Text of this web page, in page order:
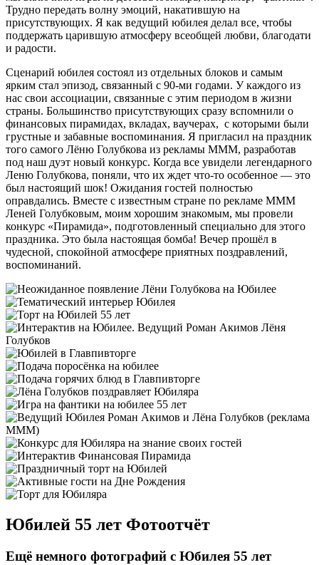
Трудно передать волну эмоций, накатившую на
присутствующих. Я как ведущий юбилея делал все, чтобы
поддержать царившую атмосферу всеобщей любви, благодати
и радости.
Сценарий юбилея состоял из отдельных блоков и самым
ярким стал эпизод, связанный с 90-ми годами. У каждого из
нас свои ассоциации, связанные с этим периодом в жизни
страны. Большинство присутствующих сразу вспомнили о
финансовых пирамидах, вкладах, ваучерах, с которыми были
грустные и забавные воспоминания. Я пригласил на праздник
того самого Лёню Голубкова из рекламы МММ, разработав
под наш дуэт новый конкурс. Когда все увидели легендарного
Леню Голубкова, поняли, что их ждет что-то особенное — это
был настоящий шок! Ожидания гостей полностью
оправдались. Вместе с известным стране по рекламе МММ
Леней Голубковым, моим хорошим знакомым, мы провели
конкурс «Пирамида», подготовленный специально для этого
праздника. Это была настоящая бомба! Вечер прошёл в
чудесной, спокойной атмосфере приятных поздравлений,
воспоминаний.
Юбилей 55 лет Фотоотчёт
Ещё немного фотографий с Юбилея 55 лет